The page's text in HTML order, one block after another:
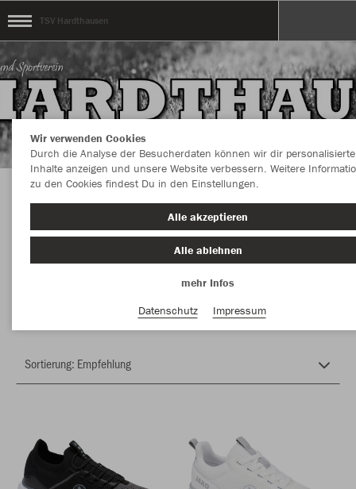
TSV Hardthausen
Herzlich Willkommen im Teamshop des TSV
Hardthausen
Wir verwenden Cookies
Durch die Analyse der Besucherdaten können wir dir personalisierte
Inhalte anzeigen und unsere Website verbessern. Weitere
zu den Cookies findest Du in den Einstellungen.
Alle akzeptieren
Alle ablehnen
mehr Infos
Datenschutz
Impressum